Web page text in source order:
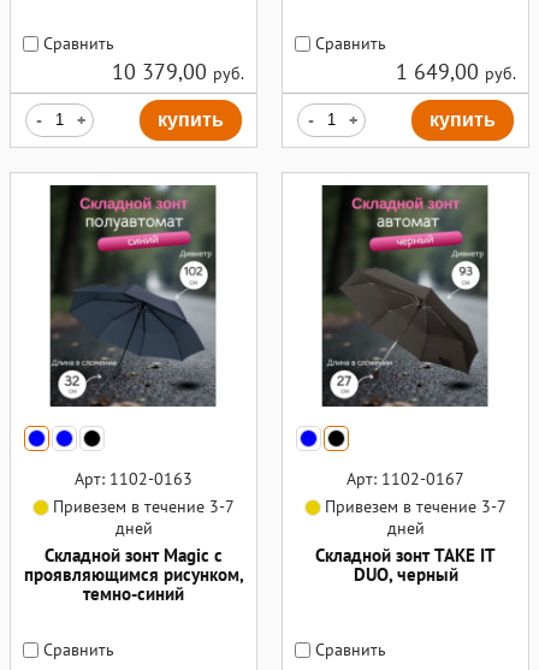
Сравнить
10 379,00 руб.
- + купить
Сравнить
1 649,00 руб.
- + купить
Арт: 1102-0163
Привезем в течение 3-7
дней
Складной зонт Magic с
проявляющимся рисунком,
темно-синий
Сравнить
Арт: 1102-0167
Привезем в течение 3-7
дней
Складной зонт TAKE IT
DUO, черный
Сравнить